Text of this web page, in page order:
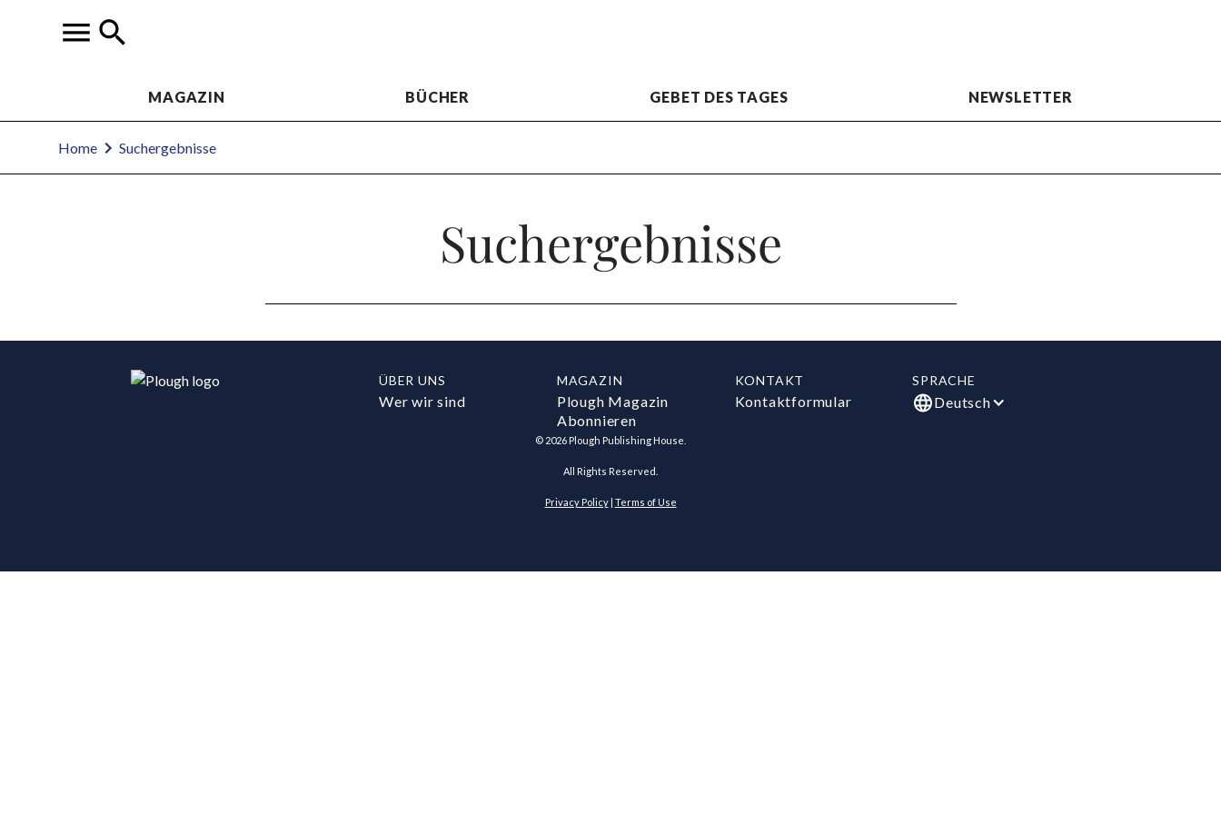
MAGAZIN BÜCHER GEBET DES TAGES NEWSLETTER
Home Suchergebnisse
Suchergebnisse
ÜBER UNS
Wer wir sind
MAGAZIN
Plough Magazin
Abonnieren
KONTAKT
Kontaktformular
SPRACHE
Deutsch
© 2026 Plough Publishing House.
All Rights Reserved.
Privacy Policy| Terms of Use